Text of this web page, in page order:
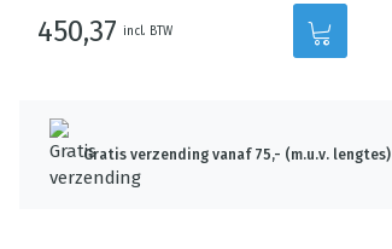
450,37 incl. BTW
Gratis verzending vanaf 75,- (m.u.v. lengtes)